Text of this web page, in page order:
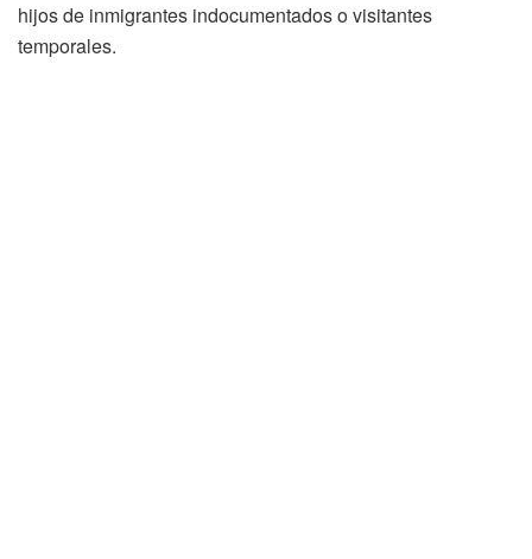
hijos de inmigrantes indocumentados o visitantes
temporales.